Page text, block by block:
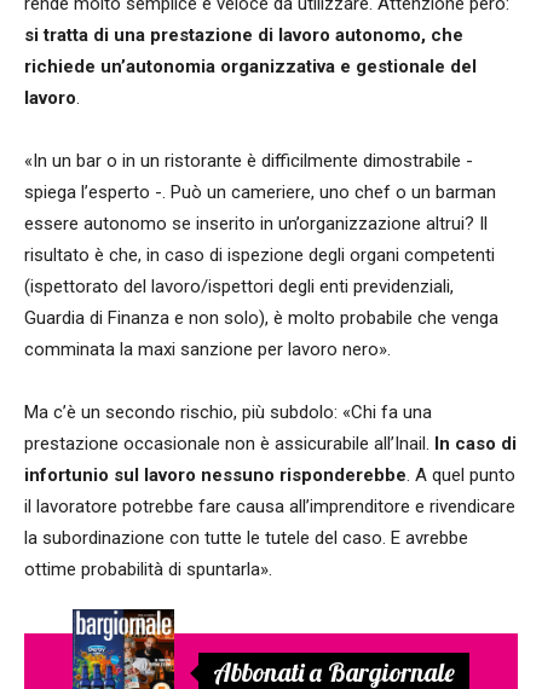
si tratta di una prestazione di lavoro autonomo, che
richiede un’autonomia organizzativa e gestionale del
lavoro.
«In un bar o in un ristorante è difficilmente dimostrabile -
spiega l’esperto -. Può un cameriere, uno chef o un barman
essere autonomo se inserito in un’organizzazione altrui? Il
risultato è che, in caso di ispezione degli organi competenti
(ispettorato del lavoro/ispettori degli enti previdenziali,
Guardia di Finanza e non solo), è molto probabile che venga
comminata la maxi sanzione per lavoro nero».
Ma c’è un secondo rischio, più subdolo: «Chi fa una
prestazione occasionale non è assicurabile all’Inail. In caso di
infortunio sul lavoro nessuno risponderebbe. A quel punto
il lavoratore potrebbe fare causa all’imprenditore e rivendicare
la subordinazione con tutte le tutele del caso. E avrebbe
ottime probabilità di spuntarla».
Abbonati a Bargiornale